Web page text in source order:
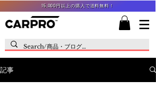
15,000円以上の購入で送料無料！
記事